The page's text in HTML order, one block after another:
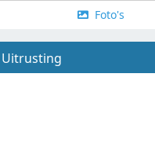
Foto's
Uitrusting